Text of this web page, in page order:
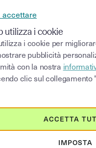
clienti
generali di utilizzo e di
accettare
utilizza i cookie
i cookie per
pubblicità
con la nostra
clic sul
IMPOSTA
ACCETTA